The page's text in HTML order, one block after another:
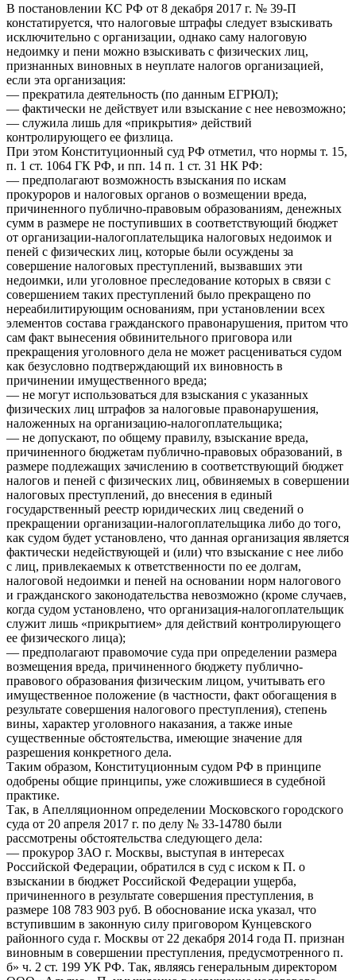
В постановлении КС РФ от 8 декабря 2017 г. № 39-П
констатируется, что налоговые штрафы следует взыскивать
исключительно с организации, однако саму налоговую
недоимку и пени можно взыскивать с физических лиц,
признанных виновных в неуплате налогов организацией,
если эта организация:
— прекратила деятельность (по данным ЕГРЮЛ);
— фактически не действует или взыскание с нее невозможно;
— служила лишь для «прикрытия» действий
контролирующего ее физлица.
При этом Конституционный суд РФ отметил, что нормы т. 15,
п. 1 ст. 1064 ГК РФ, и пп. 14 п. 1 ст. 31 НК РФ:
— предполагают возможность взыскания по искам
прокуроров и налоговых органов о возмещении вреда,
причиненного публично-правовым образованиям, денежных
сумм в размере не поступивших в соответствующий бюджет
от организации-налогоплательщика налоговых недоимок и
пеней с физических лиц, которые были осуждены за
совершение налоговых преступлений, вызвавших эти
недоимки, или уголовное преследование которых в связи с
совершением таких преступлений было прекращено по
нереабилитирующим основаниям, при установлении всех
элементов состава гражданского правонарушения, притом что
сам факт вынесения обвинительного приговора или
прекращения уголовного дела не может расцениваться судом
как безусловно подтверждающий их виновность в
причинении имущественного вреда;
— не могут использоваться для взыскания с указанных
физических лиц штрафов за налоговые правонарушения,
наложенных на организацию-налогоплательщика;
— не допускают, по общему правилу, взыскание вреда,
причиненного бюджетам публично-правовых образований, в
размере подлежащих зачислению в соответствующий бюджет
налогов и пеней с физических лиц, обвиняемых в совершении
налоговых преступлений, до внесения в единый
государственный реестр юридических лиц сведений о
прекращении организации-налогоплательщика либо до того,
как судом будет установлено, что данная организация является
фактически недействующей и (или) что взыскание с нее либо
с лиц, привлекаемых к ответственности по ее долгам,
налоговой недоимки и пеней на основании норм налогового
и гражданского законодательства невозможно (кроме случаев,
когда судом установлено, что организация-налогоплательщик
служит лишь «прикрытием» для действий контролирующего
ее физического лица);
— предполагают правомочие суда при определении размера
возмещения вреда, причиненного бюджету публично-
правового образования физическим лицом, учитывать его
имущественное положение (в частности, факт обогащения в
результате совершения налогового преступления), степень
вины, характер уголовного наказания, а также иные
существенные обстоятельства, имеющие значение для
разрешения конкретного дела.
Таким образом, Конституционным судом РФ в принципе
одобрены общие принципы, уже сложившиеся в судебной
практике.
Так, в Апелляционном определении Московского городского
суда от 20 апреля 2017 г. по делу № 33-14780 были
рассмотрены обстоятельства следующего дела:
— прокурор ЗАО г. Москвы, выступая в интересах
Российской Федерации, обратился в суд с иском к П. о
взыскании в бюджет Российской Федерации ущерба,
причиненного в результате совершения преступления, в
размере 108 783 903 руб. В обоснование иска указал, что
вступившим в законную силу приговором Кунцевского
районного суда г. Москвы от 22 декабря 2014 года П. признан
виновным в совершении преступления, предусмотренного п.
б» ч. 2 ст. 199 УК РФ. Так, являясь генеральным директором